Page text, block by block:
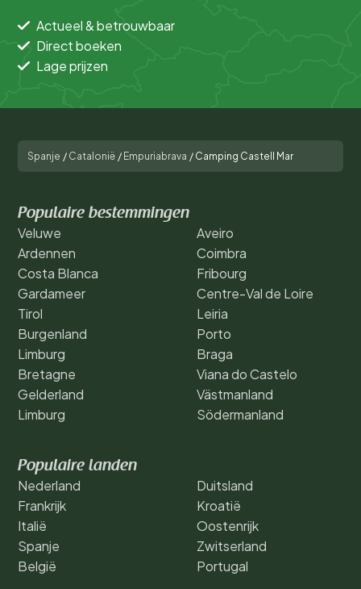
Actueel & betrouwbaar
Direct boeken
Lage prijzen
Spanje / Catalonië / Empuriabrava / Camping Castell Mar
Populaire bestemmingen
Veluwe
Ardennen
Costa Blanca
Gardameer
Tirol
Burgenland
Limburg
Bretagne
Gelderland
Limburg
Aveiro
Coimbra
Fribourg
Centre-Val de Loire
Leiria
Porto
Braga
Viana do Castelo
Västmanland
Södermanland
Populaire landen
Nederland
Frankrijk
Italië
Spanje
België
Duitsland
Kroatië
Oostenrijk
Zwitserland
Portugal